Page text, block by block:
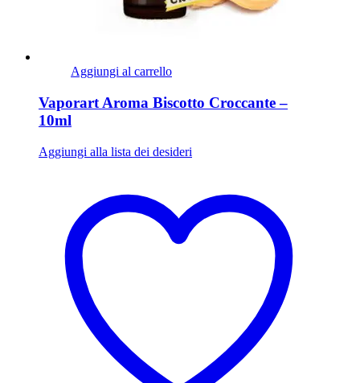
Aggiungi al carrello
Vaporart Aroma Biscotto Croccante –
10ml
Aggiungi alla lista dei desideri